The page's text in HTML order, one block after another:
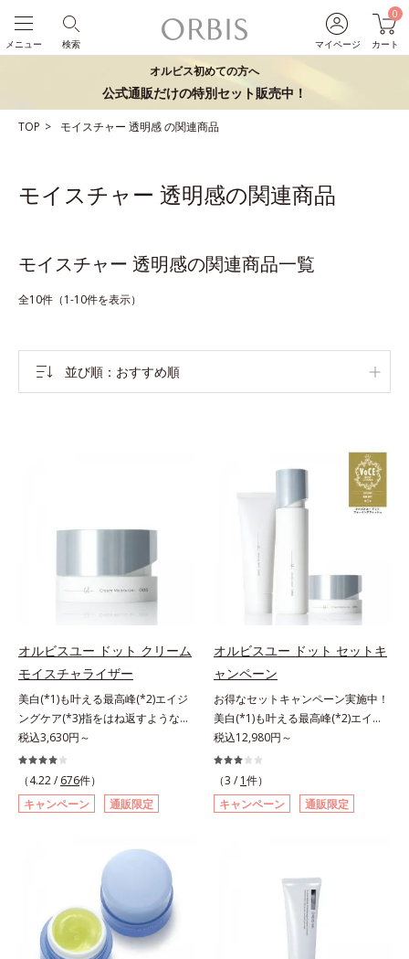
マイページ
0
カート
検索
メニュー
オルビス初めての方へ
公式通販だけの特別セット販売中！
TOP モイスチャー 透明感の関連商品
モイスチャー 透明感の関連商品
モイスチャー 透明感の関連商品一覧
全10件（1-10件を表示）
並び順 おすすめ順
オルビスユー ドット クリーム
モイスチャライザー
美白(*1)も叶える最高峰(*2)エイジ
ングケア(*3)指をはね返すような弾
力感が宿るハリ感 濃密フィットク
リーム。ハリも透明感(*4)も結果主
義。年齢サイン(*5)の因子に着目し
た肌科学エイジングケア(*3)シリー
ズ。オルビスユー ドットシリーズ
処するのではなく、肌で起きている
ことの根本原因に着目。加齢ととも
に現れる年齢サインについて研究を
進めたところ、弾力感のない状態で
ある「ハリのなさ」や、くすみ(*6)
などが現れている状態である「透明
税込3,630円～
（4.22 / 676件）
キャンペーン
通販限定
オルビスユー ドット セットキ
ャンペーン
お得なセットキャンペーン実施中！
美白(*1)も叶える最高峰(*2)エイジ
ングケア(*3)。ハリも透明感(*4)も
結果主義。年齢サイン(*5)の因子に
着目した肌科学エイジングケア(*3)
シリーズ。オルビスユー ドットシ
リーズは、年齢による肌悩み一つ一
いて研究を進めたところ、弾力感の
ない状態である「ハリのなさ」や、
くすみ(*6)などが現れている状態で
ある「透明感のなさ」が現れること
税込12,980円～
（3 / 1件）
キャンペーン
通販限定